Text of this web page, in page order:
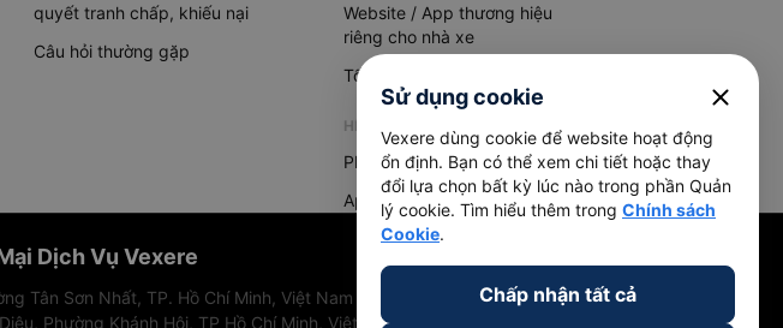
quyết tranh chấp, khiếu nại
Câu hỏi thường gặp
Website / App thương hiệu
riêng cho nhà xe
Tổng đài AI
HỆ THỐNG QUẢN LÝ HÀNG HOÁ
Phần mềm quản lý hàng hoá
App quản lý hàng hoá
Dịch Vụ Vexere
Tân Sơn Nhất, TP. Hồ Chí Minh, Việt Nam
Phường Khánh Hội, TP Hồ Chí Minh, Việt Nam
Sử dụng cookie close
Vexere dùng cookie để website hoạt động
ổn định. Bạn có thể xem chi tiết hoặc thay
đổi lựa chọn bất kỳ lúc nào trong phần Quản
lý cookie. Tìm hiểu thêm trong Chính sách
Cookie.
Chấp nhận tất cả